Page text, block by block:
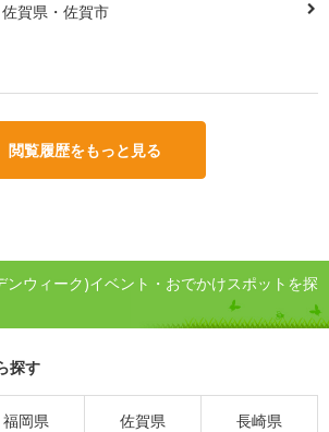
佐賀県・佐賀市
閲覧履歴をもっと見る
ンウィーク)イベント・おでかけスポットを探
探す
福岡県 佐賀県 長崎県